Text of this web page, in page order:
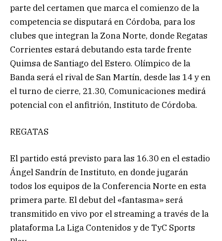
parte del certamen que marca el comienzo de la
competencia se disputará en Córdoba, para los
clubes que integran la Zona Norte, donde Regatas
Corrientes estará debutando esta tarde frente
Quimsa de Santiago del Estero. Olímpico de la
Banda será el rival de San Martín, desde las 14 y en
el turno de cierre, 21.30, Comunicaciones medirá
potencial con el anfitrión, Instituto de Córdoba.
REGATAS
El partido está previsto para las 16.30 en el estadio
Ángel Sandrín de Instituto, en donde jugarán
todos los equipos de la Conferencia Norte en esta
primera parte. El debut del «fantasma» será
transmitido en vivo por el streaming a través de la
plataforma La Liga Contenidos y de TyC Sports